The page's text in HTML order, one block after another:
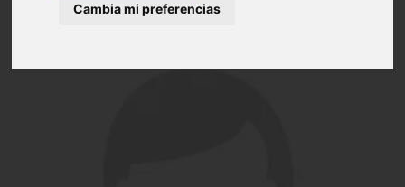
Cambia mi preferencias